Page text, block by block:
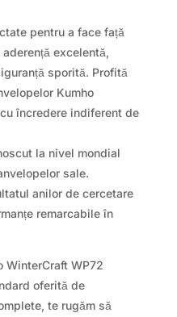
pentru a face față
excelentă,
sporită. Profită
Kumho
încredere indiferent de
la nivel mondial
sale.
anilor de cercetare
remarcabile în
WinterCraft WP72
oferită de
te rugăm să